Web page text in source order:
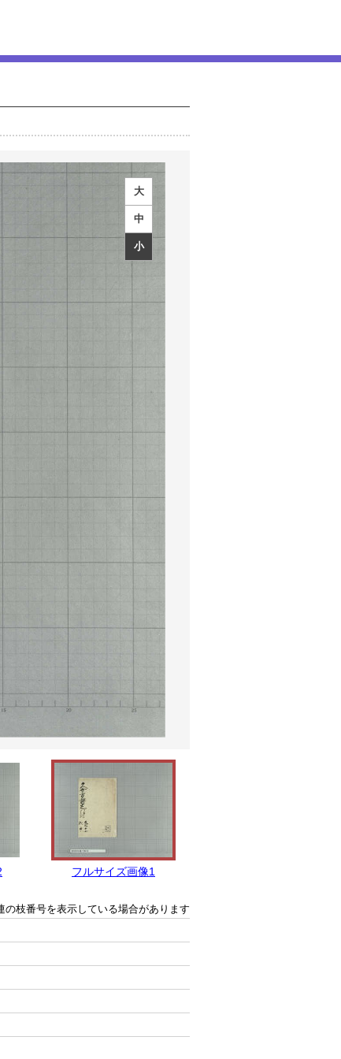
大
中
小
フルサイズ画像1
の枝番号を表示している場合があります